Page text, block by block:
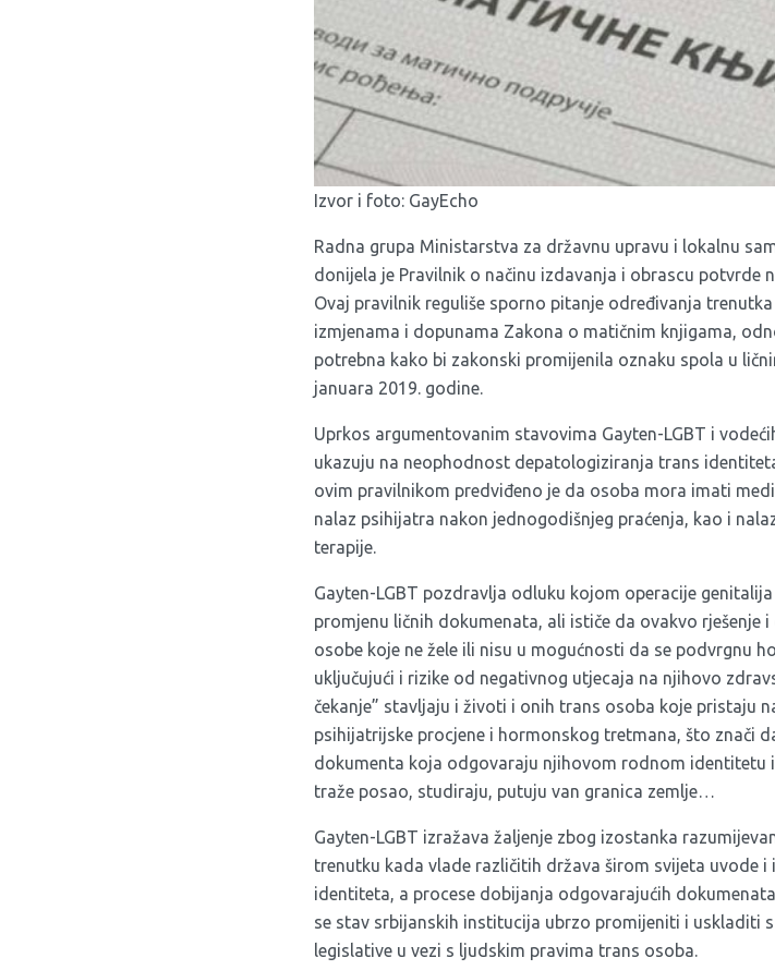
Izvor i foto: GayEcho
Radna grupa Ministarstva za državnu upravu i lokalnu
donijela je Pravilnik o načinu izdavanja i obrascu potvrde
Ovaj pravilnik reguliše sporno pitanje određivanja
izmjenama i dopunama Zakona o matičnim knjigama,
potrebna kako bi zakonski promijenila oznaku spola u
januara 2019. godine.
Uprkos argumentovanim stavovima Gayten-LGBT i
ukazuju na neophodnost depatologiziranja trans
ovim pravilnikom predviđeno je da osoba mora imati
nalaz psihijatra nakon jednogodišnjeg praćenja, kao i
terapije.
Gayten-LGBT pozdravlja odluku kojom operacije
promjenu ličnih dokumenata, ali ističe da ovakvo
osobe koje ne žele ili nisu u mogućnosti da se podvrgnu
uključujući i rizike od negativnog utjecaja na njihovo
čekanje” stavljaju i životi i onih trans osoba koje pristaju
psihijatrijske procjene i hormonskog tretmana, što znači
dokumenta koja odgovaraju njihovom rodnom identitetu
traže posao, studiraju, putuju van granica zemlje…
Gayten-LGBT izražava žaljenje zbog izostanka
trenutku kada vlade različitih država širom svijeta uvode
identiteta, a procese dobijanja odgovarajućih
se stav srbijanskih institucija ubrzo promijeniti i uskladiti
legislative u vezi s ljudskim pravima trans osoba.